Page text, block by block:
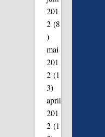
201
2(8
)
mai
201
2(1
3)
april
201
2(1